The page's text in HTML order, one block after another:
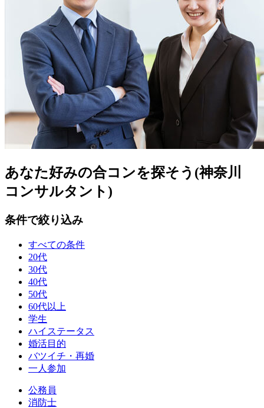
あなた好みの合コンを探そう(神奈川
コンサルタント)
条件で絞り込み
すべての条件
20代
30代
40代
50代
60代以上
学生
ハイステータス
婚活目的
バツイチ・再婚
一人参加
公務員
消防士